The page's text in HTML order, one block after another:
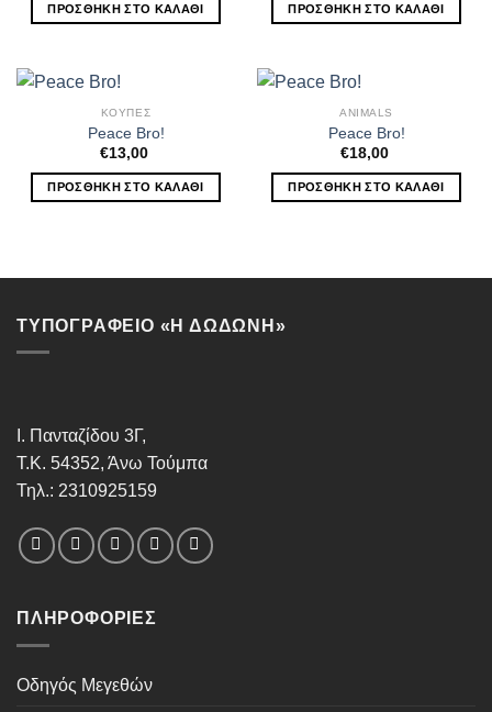
ΠΡΟΣΘΉΚΗ ΣΤΟ ΚΑΛΆΘΙ ΠΡΟΣΘΉΚΗ ΣΤΟ ΚΑΛΆΘΙ
ΚΟΥΠΕΣ
Peace Bro!
€13,00
ΠΡΟΣΘΉΚΗ ΣΤΟ ΚΑΛΆΘΙ
ANIMALS
Peace Bro!
€18,00
ΠΡΟΣΘΉΚΗ ΣΤΟ ΚΑΛΆΘΙ
ΤΥΠΟΓΡΑΦΕΙΟ «Η ΔΩΔΩΝΗ»
Ι. Πανταζίδου 3Γ,
Τ.Κ. 54352, Άνω Τούμπα
Τηλ.: 2310925159
ΠΛΗΡΟΦΟΡΊΕΣ
Οδηγός Μεγεθών